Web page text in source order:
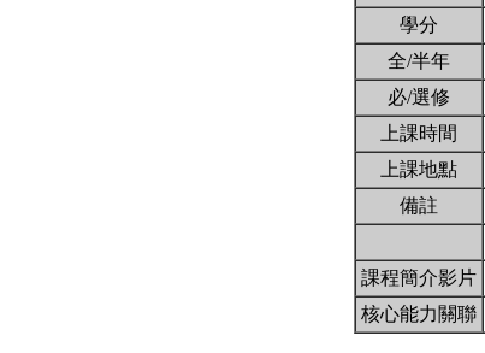
學分
全/半年
必/選修
上課時間
上課地點
備註
課程簡介影片
核心能力關聯